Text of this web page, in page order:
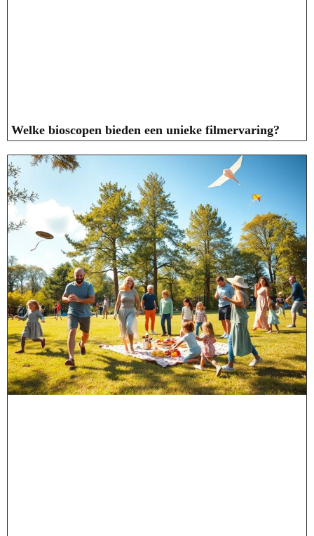
Welke bioscopen bieden een unieke filmervaring?